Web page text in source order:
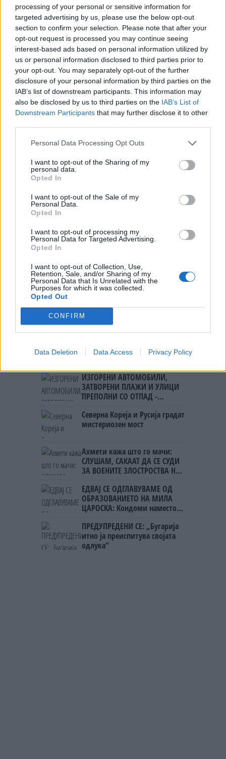
processing of your personal or sensitive information for
targeted advertising by us, please use the below opt-out
section to confirm your selection. Please note that after your
opt-out request is processed you may continue seeing
interest-based ads based on personal information utilized by
us or personal information disclosed to third parties prior to
your opt-out. You may separately opt-out of the further
disclosure of your personal information by third parties on the
IAB’s list of downstream participants. This information may
also be disclosed by us to third parties on the IAB’s List of
Downstream Participants that may further disclose it to other
Personal Data Processing Opt Outs
I want to opt-out of the Sharing of my
personal data.
Opted In
I want to opt-out of the Sale of my
Personal Data.
Opted In
I want to opt-out of processing my
Personal Data for Targeted Advertising.
Opted In
I want to opt-out of Collection, Use,
Retention, Sale, and/or Sharing of my
Personal Data that Is Unrelated with the
Purposes for which it was collected.
Opted Out
CONFIRM
Data Deletion Data Access Privacy Policy
© Vecer.mk, правата за текстот се на редакцијата
„НЕ ВЕРУВАМ ДЕКА ВОЈНАТА ВО
УКРАИНА БРЗО ЌЕ ЗАВРШИ“, кажа
Вучиќ : Со Зеленски не
разговаравме за воена соработка
Невиден инцидент во
собранието: КУРТИ ГАЃАН СО ЈАЈЦА
(ВИДЕО)
НАЈЧИТАНИ ВО ПОСЛЕДНИ 7 ДЕНА
ХАОС ЗА ЗИМАТА 2026/2027
УЛЦИЊ Е АЛБАНСКИ, ЌЕ ГО
ОСЛОБОДИМЕ- Скандалозна
ТЕМПЕРАТУРАТА ВО СРЕДА ЌЕ
БИДЕ ЗА НА ЛЕКАР, а потоа...
МАКЕДОНЦИТЕ ВО СРБИЈА:
ФОРМИРАН МАКЕДОНСКИОТ
НАЦИОНАЛЕН СОЈУЗ
ОТКРИТИЕ по падот на Дунав,
кренаа дронови да снимаат
ИЗГОРЕНИ АВТОМОБИЛИ,
ЗАТВОРЕНИ ПЛАЖИ И УЛИЦИ
ПРЕПОЛНИ СО ОТПАД -
мигрантскиот бран кон Сеута
Северна Кореја и Русија градат
мистериозен мост
Ахмети кажа што го мачи:
СЛУШАМ, САКААТ ДА СЕ СУДИ
ЗА ВОЕНИТЕ ЗЛОСТРОСТВА НА
ЕДВАЈ СЕ ОДГЛАВУВАМЕ ОД
ОБРАЗОВАНИЕТО НА МИЛА
ЦАРОСКА: Кондоми наместо
ПРЕДУПРЕДЕНИ СЕ: „Бугарија
итно ја преиспитува својата
одлука“